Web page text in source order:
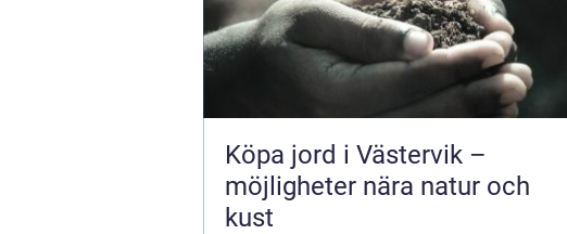
Köpa jord i Västervik –
möjligheter nära natur och
kust